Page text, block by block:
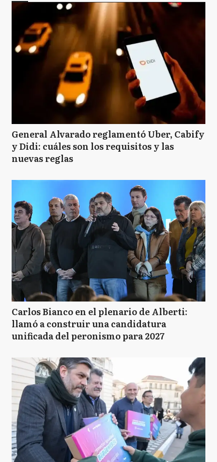
General Alvarado reglamentó Uber, Cabify
y Didi: cuáles son los requisitos y las
nuevas reglas
Carlos Bianco en el plenario de Alberti:
llamó a construir una candidatura
unificada del peronismo para 2027